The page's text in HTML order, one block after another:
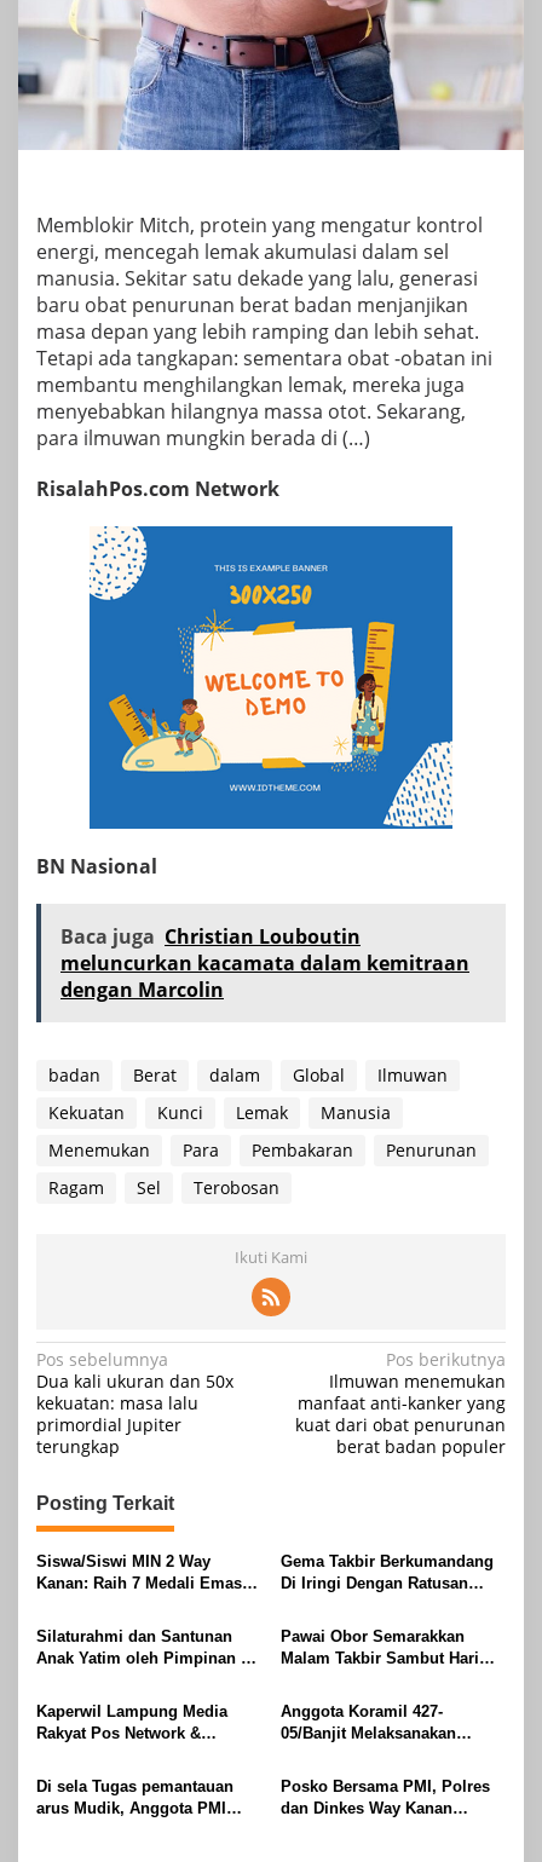
Memblokir Mitch, protein yang mengatur kontrol
energi, mencegah lemak akumulasi dalam sel
manusia. Sekitar satu dekade yang lalu, generasi
baru obat penurunan berat badan menjanjikan
masa depan yang lebih ramping dan lebih sehat.
Tetapi ada tangkapan: sementara obat -obatan ini
membantu menghilangkan lemak, mereka juga
menyebabkan hilangnya massa otot. Sekarang,
para ilmuwan mungkin berada di (…)
RisalahPos.com Network
BN Nasional
Baca juga Christian Louboutin
meluncurkan kacamata dalam kemitraan
dengan Marcolin
badan Berat dalam Global
Ilmuwan
Kekuatan
Kunci Lemak
Manusia
Menemukan
Para Pembakaran
Penurunan
Ragam
Sel Terobosan
Ikuti Kami
Navigasi
pos
Pos sebelumnya
Dua kali ukuran dan 50x
kekuatan: masa lalu
primordial Jupiter
terungkap
Pos berikutnya
Ilmuwan menemukan
manfaat anti-kanker yang
kuat dari obat penurunan
berat badan populer
Posting Terkait
Siswa/Siswi MIN 2 Way
Kanan: Raih 7 Medali Emas
Gubernur Lampung Cup 2
Taekwondo Championship
2026
Gema Takbir Berkumandang
Di Iringi Dengan Ratusan
Rayakan Kemenangan Idul
Fitri 1447 H
Silaturahmi dan Santunan
Anak Yatim oleh Pimpinan PT
Idul Fitri di Way Kanan
Pawai Obor Semarakkan
Malam Takbir Sambut Hari
M, Di Kampung Simpang
Asam, Kecamatan Banjit
Kaperwil Lampung Media
Rakyat Pos Network &
Network,Tergabung Di Forum
DPC KWRI, Way Kanan :
Mengucapkan Selamat Hari
Anggota Koramil 427-
05/Banjit Melaksanakan
ogoh Di Wilayah Bali Sadhar,
Kecamatan Banjit
Di sela Tugas pemantauan
arus Mudik, Anggota PMI
Posko Bersama PMI, Polres
dan Dinkes Way Kanan